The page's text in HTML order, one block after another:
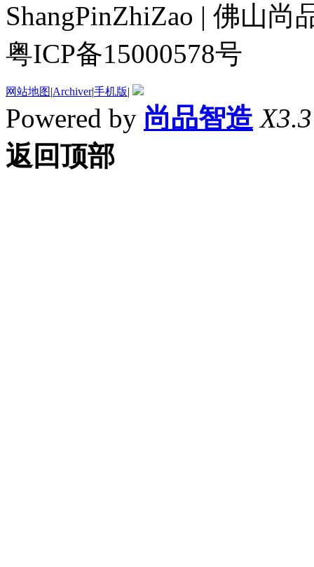
ShangPinZhiZao | 佛山
粤ICP备15000578号
网站地图|Archiver|手机版|
Powered by 尚品智造 X3.3
返回顶部